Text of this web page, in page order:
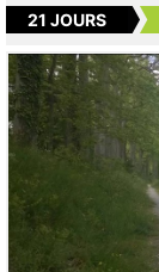
21 JOURS